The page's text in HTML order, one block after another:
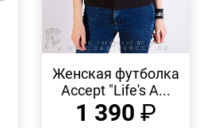
ПРОСМОТР
Женская футболка
Accept "Life's A...
1 390 ₽